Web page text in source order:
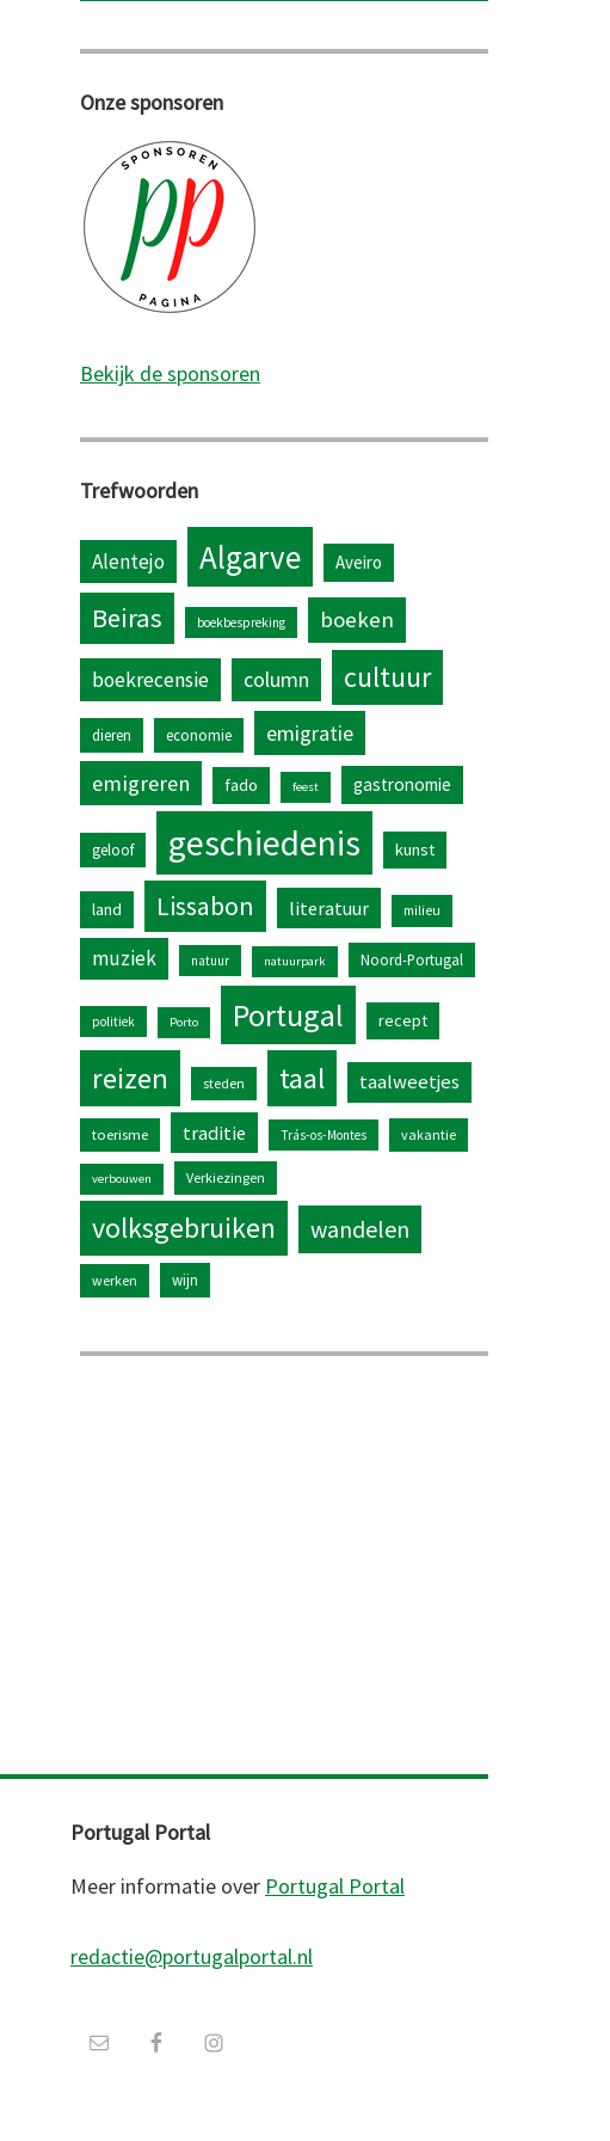
Onze sponsoren
Bekijk de sponsoren
Trefwoorden
Alentejo Algarve Aveiro
Beiras boekbespreking boeken
boekrecensie column cultuur
dieren economie
emigratie
emigreren
fado feest gastronomie
geloof geschiedenis kunst
land Lissabon literatuur milieu
muziek natuur natuurpark Noord-Portugal
politiek Porto Portugal recept
reizen steden taal taalweetjes
toerisme traditie Trás-os-Montes vakantie
verbouwen Verkiezingen
volksgebruiken wandelen
werken wijn
Portugal Portal
Meer informatie over Portugal Portal
redactie@portugalportal.nl